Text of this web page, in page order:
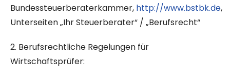
Bundessteuerberaterkammer, http://www.bstbk.de,
Unterseiten „Ihr Steuerberater“ / „Berufsrecht“
2. Berufsrechtliche Regelungen für
Wirtschaftsprüfer: